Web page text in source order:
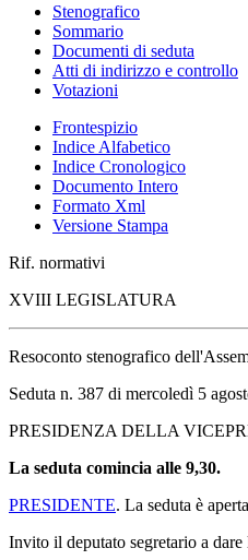
Stenografico
Sommario
Documenti di seduta
Atti di indirizzo e controllo
Votazioni
Frontespizio
Indice Alfabetico
Indice Cronologico
Documento Intero
Formato Xml
Versione Stampa
Rif. normativi
XVIII LEGISLATURA
Resoconto stenografico
Seduta n. 387 di mercoledì 5
PRESIDENZA DELLA
La seduta comincia alle 9,30.
PRESIDENTE. La seduta è
Invito il deputato segretario a dare